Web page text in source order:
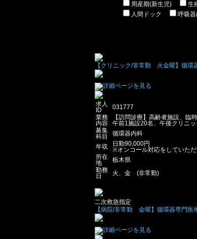
周産期(新生児)
生
人間ドック
呼吸
【クリニック/非常勤 火金曜】循環
求人
ID
031777
業務
内容
【訪問診療】高齢者施設、臨
午前1施設20名、午後クリニ
募集
科目
循環器内科
年収
日勤90,000円
※オンコール対応をしていた
所在
地
栃木県
勤務
日
火、金 (非常勤)
二次救急指定
【病院/非常勤 金曜】循環器専門医